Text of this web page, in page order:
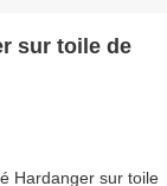
sur toile de